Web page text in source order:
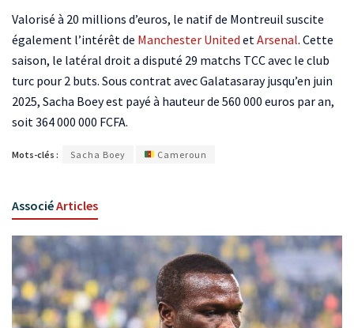
Valorisé à 20 millions d’euros, le natif de Montreuil suscite
également l’intérêt de Manchester United etArsenal. Cette
saison, le latéral droit a disputé 29 matchs TCC avec le club
turc pour 2 buts. Sous contrat avec Galatasaray jusqu’en juin
2025, Sacha Boey est payé à hauteur de 560 000 euros par an,
soit 364 000 000 FCFA.
Mots-clés : Sacha Boey Cameroun
AssociéArticles